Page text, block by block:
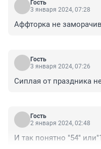
Гость
3 января 2024, 07:28
Аффторка не
Гость
3 января 2024, 07:26
Сиплая от праздника
Гость
2 января 2024, 02:48
И так понятно "54"